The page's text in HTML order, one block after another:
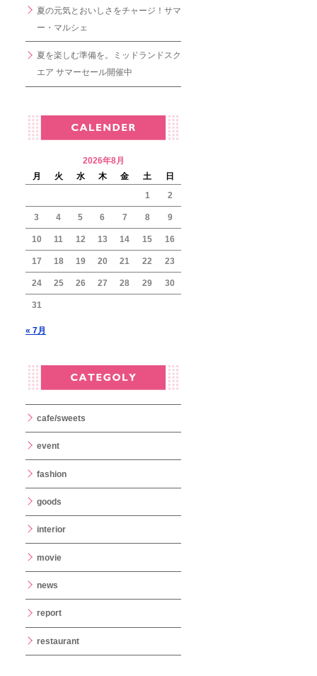
夏の元気とおいしさをチャージ！サマ
ー・マルシェ
夏を楽しむ準備を。ミッドランドスク
エア サマーセール開催中
2026年8月
月
火 水 木 金 土
日
1
2
3 4 5 6 7 8 9
10 11 12 13 14 15 16
17 18 19 20 21 22 23
24 25 26 27 28 29 30
31
« 7月
cafe/sweets
event
fashion
goods
interior
movie
news
report
restaurant